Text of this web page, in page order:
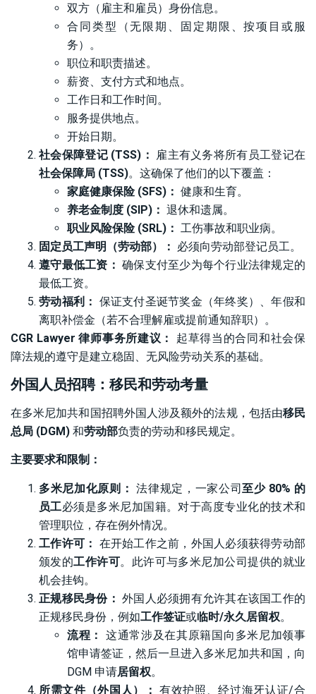
双方（雇主和雇员）身份信息。
合同类型（无限期、固定期限、按项目或服
务）。
职位和职责描述。
薪资、支付方式和地点。
工作日和工作时间。
服务提供地点。
开始日期。
社会保障登记 (TSS)：
雇主有义务将所有员工登记在
社会保障局 (TSS)。这确保了他们的以下覆盖：
家庭健康保险 (SFS)： 健康和生育。
养老金制度 (SIP)： 退休和遗属。
职业风险保险 (SRL)： 工伤事故和职业病。
固定员工声明（劳动部）： 必须向劳动部登记员工。
遵守最低工资： 确保支付至少为每个行业法律规定的
最低工资。
劳动福利： 保证支付圣诞节奖金（年终奖）、年假和
离职补偿金（若不合理解雇或提前通知辞职）。
CGR Lawyer 律师事务所建议：
起草得当的合同和社会保
障法规的遵守是建立稳固、无风险劳动关系的基础。
外国人员招聘：移民和劳动考量
在多米尼加共和国招聘外国人涉及额外的法规，包括由移民
总局 (DGM) 和劳动部负责的劳动和移民规定。
主要要求和限制：
多米尼加化原则： 法律规定，一家公司至少 80% 的
员工必须是多米尼加国籍。对于高度专业化的技术和
管理职位，存在例外情况。
工作许可： 在开始工作之前，外国人必须获得劳动部
颁发的工作许可。此许可与多米尼加公司提供的就业
机会挂钩。
正规移民身份： 外国人必须拥有允许其在该国工作的
正规移民身份，例如工作签证或临时/永久居留权。
流程：
这通常涉及在其原籍国向多米尼加领事
馆申请签证，然后一旦进入多米尼加共和国，向
DGM 申请居留权。
所需文件（外国人）： 有效护照、经过海牙认证/合